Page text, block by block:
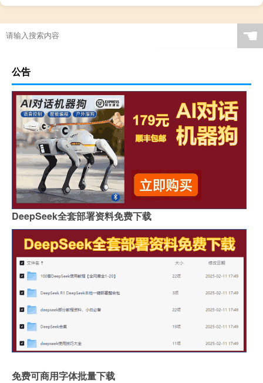
☚
公告
DeepSeek全套部署资料免费下载
免费可商用字体批量下载